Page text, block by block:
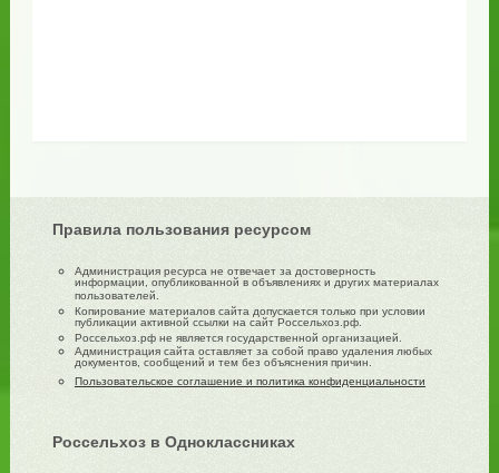
Правила пользования ресурсом
Администрация ресурса не отвечает за достоверность
информации, опубликованной в объявлениях и других материалах
пользователей.
Копирование материалов сайта допускается только при условии
публикации активной ссылки на сайт Россельхоз.рф.
Россельхоз.рф не является государственной организацией.
Администрация сайта оставляет за собой право удаления любых
документов, сообщений и тем без объяснения причин.
Пользовательское соглашение и политика конфиденциальности
Россельхоз в Одноклассниках